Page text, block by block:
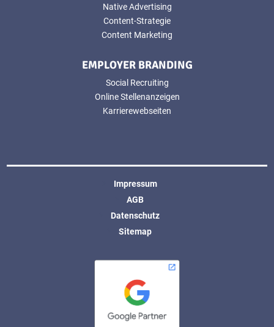
Native Advertising
Content-Strategie
Content Marketing
EMPLOYER BRANDING
Social Recruiting
Online Stellenanzeigen
Karrierewebseiten
Impressum
AGB
Datenschutz
Sitemap